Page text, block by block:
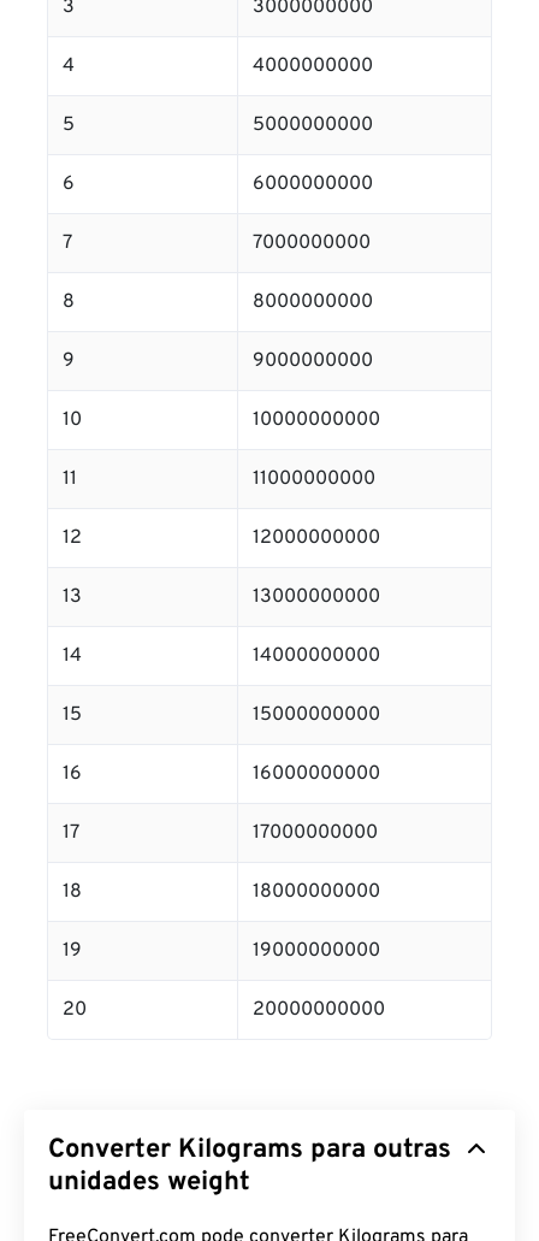
3 3000000000
4 4000000000
5 5000000000
6 6000000000
7 7000000000
8 8000000000
9 9000000000
10 10000000000
11 11000000000
12 12000000000
13 13000000000
14 14000000000
15 15000000000
16 16000000000
17 17000000000
18 18000000000
19 19000000000
20 20000000000
Converter Kilograms para outras
unidades weight